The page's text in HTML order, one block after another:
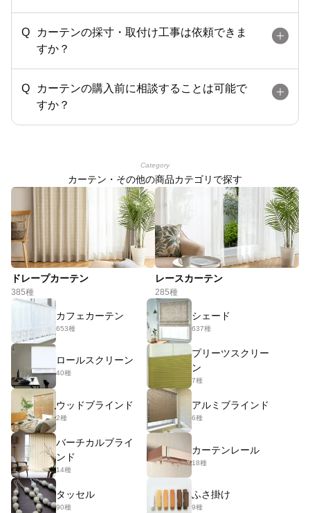
カーテンの採寸・取付け工事は依頼できま
すか？
カーテンの購入前に相談することは可能で
すか？
Category
カーテン・その他の商品カテゴリで探す
ドレープカーテン
385種
レースカーテン
285種
カフェカーテン
653種
シェード
637種
ロールスクリーン
40種
プリーツスクリー
ン
7種
ウッドブラインド
2種
アルミブラインド
6種
バーチカルブライ
ンド
14種
カーテンレール
18種
タッセル
90種
ふさ掛け
9種